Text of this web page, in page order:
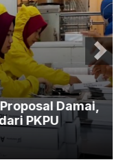
Damai,
PKPU